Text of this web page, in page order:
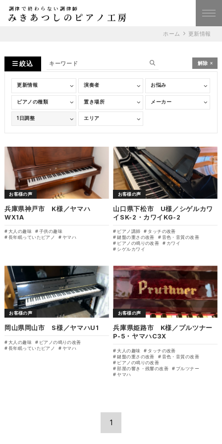
調律で終わらない調律師
みきあつしのピアノ工房
ホーム 更新情報
絞込 解除
お客様の声
兵庫県神戸市 K様／ヤマハ
WX1A
大人の趣味
子供の趣味
長年眠っていたピアノ
ヤマハ
お客様の声
山口県下松市 U様／シゲルカワ
イSK-2・カワイKG-2
ピアノ講師
タッチの改善
鍵盤の重さの改善
音色・音質の改善
ピアノの鳴りの改善
カワイ
シゲルカワイ
お客様の声
岡山県岡山市 S様／ヤマハU1
大人の趣味
ピアノの鳴りの改善
長年眠っていたピアノ
ヤマハ
お客様の声
兵庫県姫路市 K様／プルツナー
P-5・ヤマハC3X
大人の趣味
タッチの改善
鍵盤の重さの改善
音色・音質の改善
ピアノの鳴りの改善
部屋の響き・残響の改善
プルツナー
ヤマハ
1